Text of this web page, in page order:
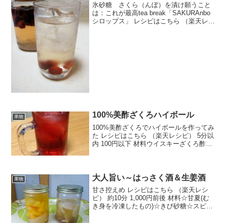
氷砂糖 さくら（んぼ）を漬け願うこと
は：これが最高tea break「SAKURAnbo
シロップス」 レシピはこちら （楽天レシ
果物 100%美酢ざくろハイボール
100%美酢ざくろでハイボールを作ってみ
た レシピはこちら （楽天レシピ） 5分以
内 100円以下 材料ウイスキーざくろ酢炭
果物 大人旨い～はっさく酒＆生姜酒
甘さ控えめ レシピはこちら （楽天レシ
ピ） 約10分 1,000円前後 材料☆甘夏(む
き身を冷凍したもの)☆きび砂糖☆スピリ